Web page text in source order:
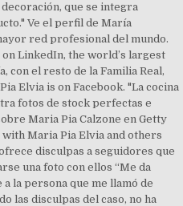
que se integra
Ve el perfil de María
red profesional del mundo.
LinkedIn, the world’s largest
con el resto de la Familia Real,
Elvia is on Facebook. "La cocina
fotos de stock perfectas e
Maria Pia Calzone en Getty
Maria Pia Elvia and others
disculpas a seguidores que
una foto con ellos “Me da
la persona que me llamó de
las disculpas del caso, no ha